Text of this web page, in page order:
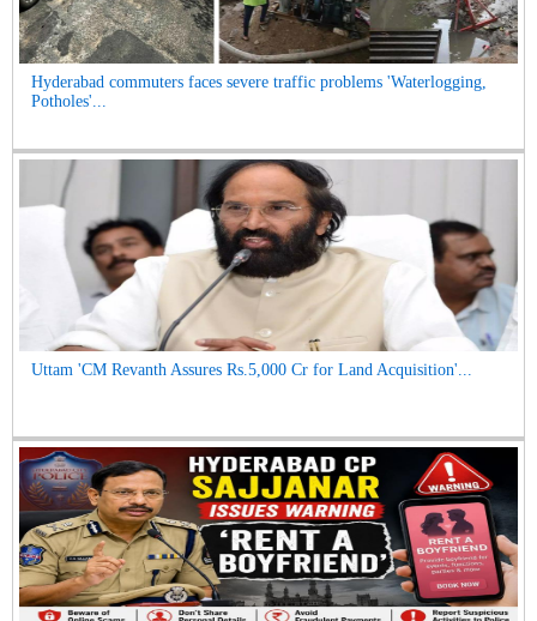
Hyderabad commuters faces severe traffic problems 'Waterlogging,
Potholes'...
Uttam 'CM Revanth Assures Rs.5,000 Cr for Land Acquisition'...